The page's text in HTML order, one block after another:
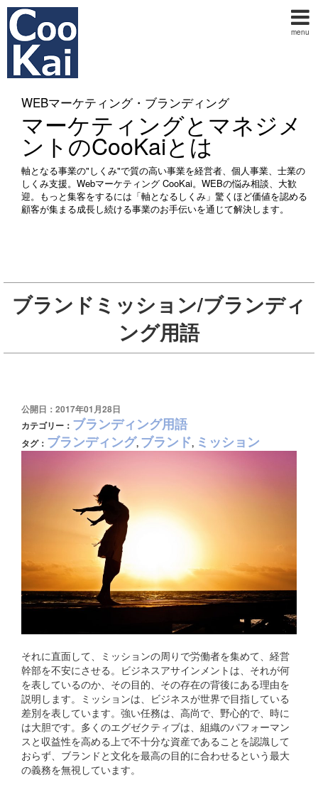
menu
WEBマーケティング・ブランディング
マーケティングとマネジメ
ントのCooKaiとは
軸となる事業の"しくみ"で質の高い事業を経営者、個人事業、士業の
しくみ支援。Webマーケティング CooKai。WEBの悩み相談、大歓
迎。もっと集客をするには「軸となるしくみ」驚くほど価値を認める
顧客が集まる成長し続ける事業のお手伝いを通じて解決します。
ブランドミッション/ブランディ
ング用語
公開日：2017年01月28日
カテゴリー： ブランディング用語
タグ： ブランディング, ブランド, ミッション
それに直面して、ミッションの周りで労働者を集めて、経営
幹部を不安にさせる。ビジネスアサインメントは、それが何
を表しているのか、その目的、その存在の背後にある理由を
説明します。ミッションは、ビジネスが世界で目指している
差別を表しています。強い任務は、高尚で、野心的で、時に
は大胆です。多くのエグゼクティブは、組織のパフォーマン
スと収益性を高める上で不十分な資産であることを認識して
おらず、ブランドと文化を最高の目的に合わせるという最大
の義務を無視しています。